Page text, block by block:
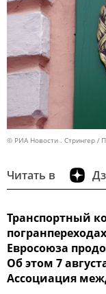
© РИА Новости . Стрингер
Читать в
Транспортный
Евросоюза
Об этом 7
Ассоциация